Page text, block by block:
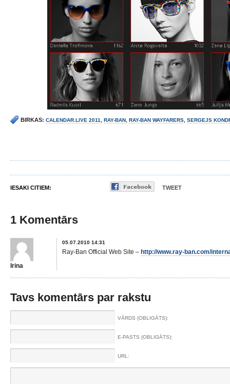
BIRKAS: CALENDAR.LIVE 2011 RAY-BAN RAY-BAN WAYFARERS SERGEJS
IESAKI CITIEM: TWEET
1 Komentārs
Irina
05.07.2010 14:31
Ray-Ban Official Web Site – http://www.ray-ban.com/
Tavs komentārs par rakstu
VĀRDS (OBLIGĀTS):
E-PASTS (OBLIGĀTS):
URL: